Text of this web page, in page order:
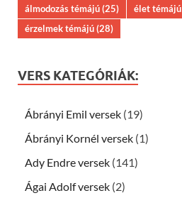
álmodozás témájú(25) élet témájú
érzelmek témájú(28)
VERS KATEGÓRIÁK:
Ábrányi Emil versek (19)
Ábrányi Kornél versek (1)
Ady Endre versek (141)
Ágai Adolf versek (2)